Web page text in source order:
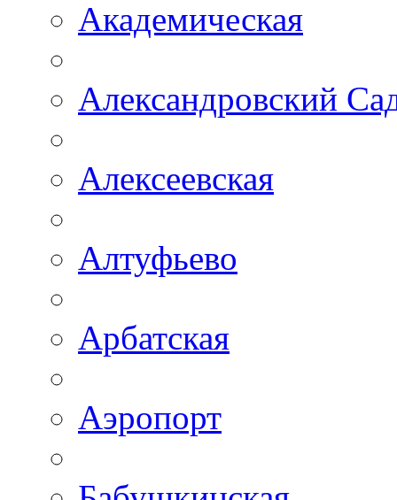
Академическая
Александровский
Алексеевская
Алтуфьево
Арбатская
Аэропорт